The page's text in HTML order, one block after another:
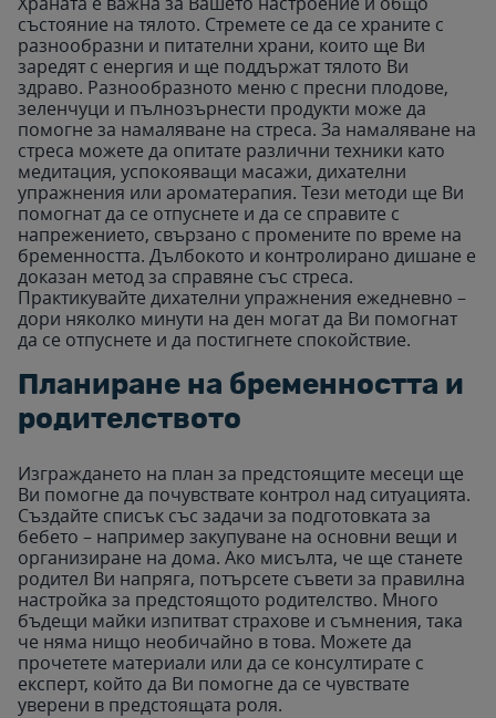
състояние на тялото. Стремете се да се храните с
разнообразни и питателни храни, които ще Ви
заредят с енергия и ще поддържат тялото Ви
здраво. Разнообразното меню с пресни плодове,
зеленчуци и пълнозърнести продукти може да
помогне за намаляване на стреса. За намаляване на
стреса можете да опитате различни техники като
медитация, успокояващи масажи, дихателни
упражнения или ароматерапия. Тези методи ще Ви
помогнат да се отпуснете и да се справите с
напрежението, свързано с промените по време на
бременността. Дълбокото и контролирано дишане е
доказан метод за справяне със стреса.
Практикувайте дихателни упражнения ежедневно –
дори няколко минути на ден могат да Ви помогнат
да се отпуснете и да постигнете спокойствие.
Планиране на бременността и
родителството
Изграждането на план за предстоящите месеци ще
Ви помогне да почувствате контрол над ситуацията.
Създайте списък със задачи за подготовката за
бебето – например закупуване на основни вещи и
организиране на дома. Ако мисълта, че ще станете
родител Ви напряга, потърсете съвети за правилна
настройка за предстоящото родителство. Много
бъдещи майки изпитват страхове и съмнения, така
че няма нищо необичайно в това. Можете да
прочетете материали или да се консултирате с
експерт, който да Ви помогне да се чувствате
уверени в предстоящата роля.